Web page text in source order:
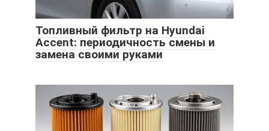
Топливный фильтр на Hyundai
Accent: периодичность смены и
замена своими руками